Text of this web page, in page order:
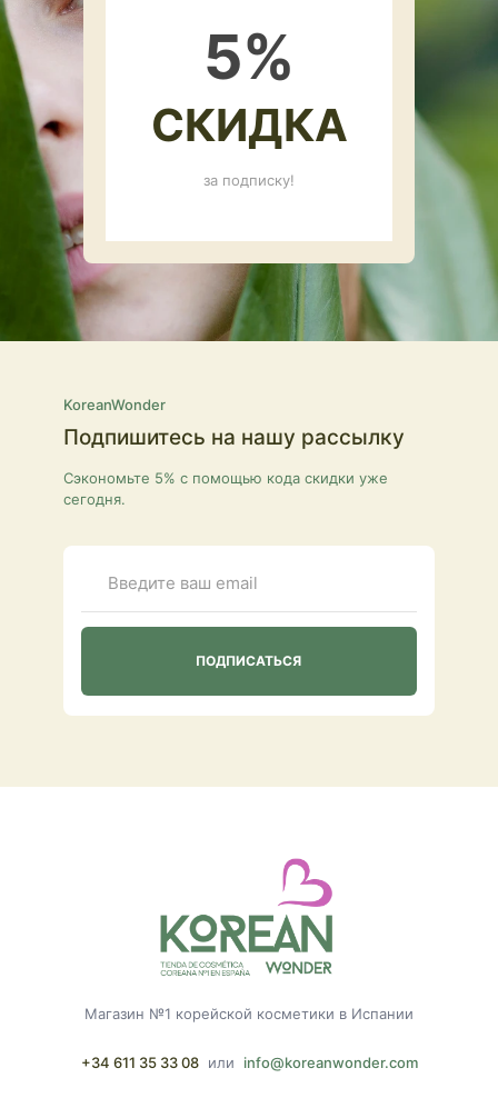
5%
СКИДКА
за подписку!
KoreanWonder
Подпишитесь на нашу рассылку
Сэкономьте 5% с помощью кода скидки уже
сегодня.
Магазин №1 корейской косметики в Испании
+34 611 35 33 08 или info@koreanwonder.com